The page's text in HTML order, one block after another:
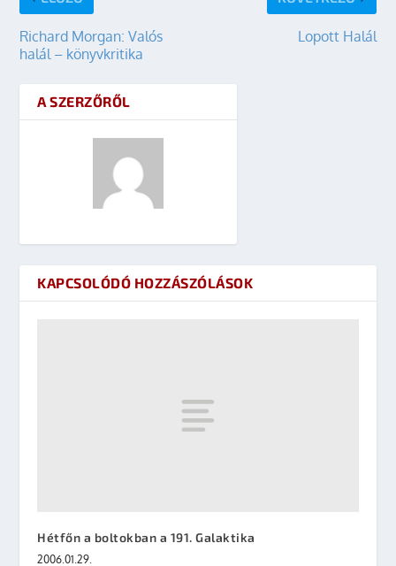
Richard Morgan: Valós
halál – könyvkritika
Lopott Halál
A SZERZŐRŐL
KAPCSOLÓDÓ HOZZÁSZÓLÁSOK
Hétfőn a boltokban a 191. Galaktika
2006.01.29.